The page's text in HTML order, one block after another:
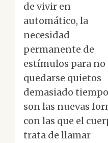
de vivir en
automático, la
necesidad
permanente de
estímulos para no
quedarse quietos
demasiado tiempo
son las nuevas
con las que el
trata de llamar